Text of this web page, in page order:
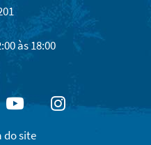
às 18:00
YoutubeInstagram
do site